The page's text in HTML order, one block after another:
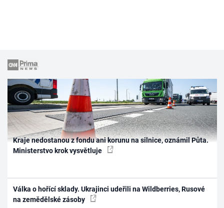
Kraje nedostanou z fondu ani korunu na silnice, oznámil Půta.
Ministerstvo krok vysvětluje
Válka o hořící sklady. Ukrajinci udeřili na Wildberries, Rusové
na zemědělské zásoby